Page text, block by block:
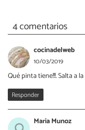
4 comentarios
cocinadelweb
10/03/2019
Qué pinta tiene!!!. Salta a
Responder
Maria Munoz